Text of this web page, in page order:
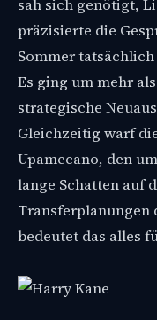
sah sich genötigt,
präzisierte die
Sommer
Es ging um mehr
strategische
Gleichzeitig warf
Upamecano, den
lange Schatten auf
Transferplanungen
bedeutet das alles